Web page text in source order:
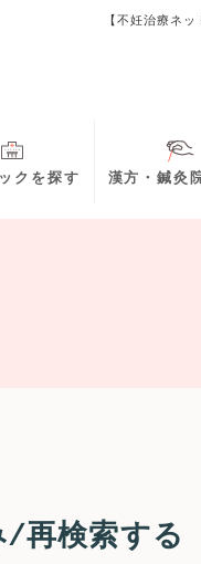
【不妊治療ネ
クを探す 漢方・鍼灸
/再検索する